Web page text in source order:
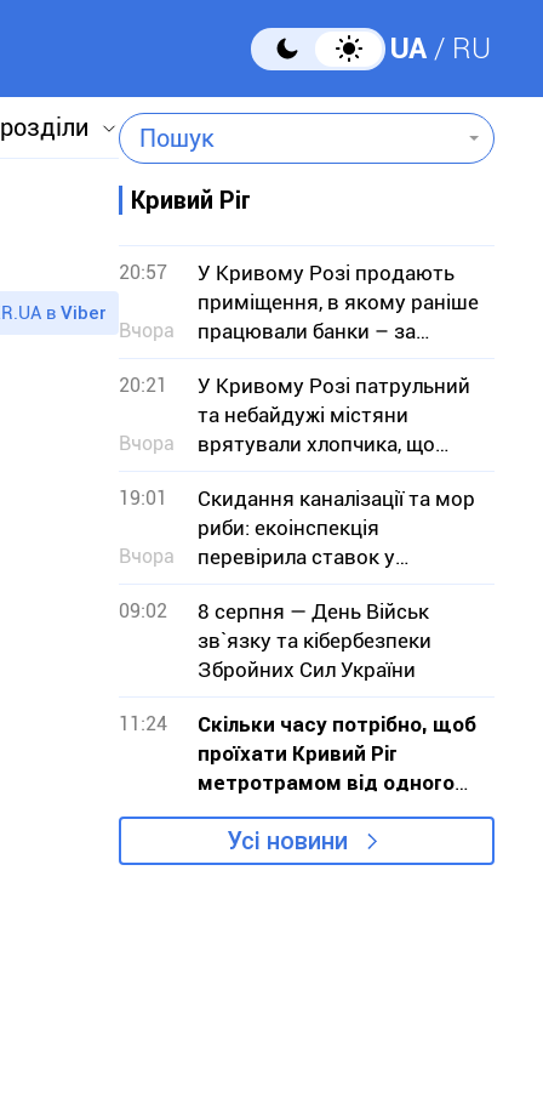
UA RU
Пошук
в Viber
Кривий Ріг
20:57
Вчора
У Кривому Розі продають
приміщення, в якому раніше
працювали банки – за
скільки мільйонів гривень
20:21
Вчора
У Кривому Розі патрульний
та небайдужі містяни
врятували хлопчика, що
тонув
19:01
Вчора
Скидання каналізації та мор
риби: екоінспекція
перевірила ставок у
Кривому Розі
09:02
8 серпня — День Військ
зв`язку та кібербезпеки
Збройних Сил України
11:24
Скільки часу потрібно, щоб
проїхати Кривий Ріг
метротрамом від одного
кінця до іншого
Усі новини